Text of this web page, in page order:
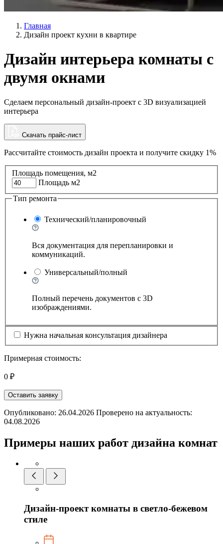
Главная
Дизайн проект кухни в квартире
Дизайн интерьера комнаты с
двумя окнами
Сделаем персональный дизайн-проект с 3D визуализацией
интерьера
Скачать прайс-лист
Рассчитайте стоимость дизайн проекта и получите скидку 1%
Площадь помещения, м2
Площадь м2
Тип ремонта
Технический/планировочный
Вся документация для перепланировки и
коммуникаций.
Универсальный/полный
Полный перечень документов с 3D
изображдениями.
Нужна начальная консультация дизайнера
Примерная стоимость:
0 ₽
Оставить заявку
Опубликовано: 26.04.2026 Проверено на актуальность:
04.08.2026
Примеры наших работ дизайна комнат
Дизайн-проект комнаты в светло-бежевом
стиле